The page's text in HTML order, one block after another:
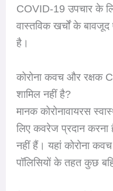
COVID-19 उपचार के
वास्तविक खर्चों के बावजूद
है।
कोरोना कवच और रक्षक
शामिल नहीं है?
मानक कोरोनावायरस
लिए कवरेज प्रदान करना
नहीं हैं। यहां कोरोना कवच
पॉलिसियों के तहत कुछ